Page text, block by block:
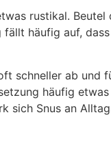
rustikal. Beutel
fällt häufig auf,
schneller ab und
häufig
sich Snus an